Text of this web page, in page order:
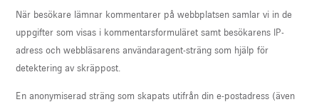
När besökare lämnar kommentarer på webbplatsen samlar vi in de
uppgifter som visas i kommentarsformuläret samt besökarens IP-
adress och webbläsarens användaragent-sträng som hjälp för
detektering av skräppost.
En anonymiserad sträng som skapats utifrån din e-postadress (även